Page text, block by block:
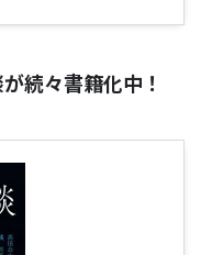
続々書籍化中！